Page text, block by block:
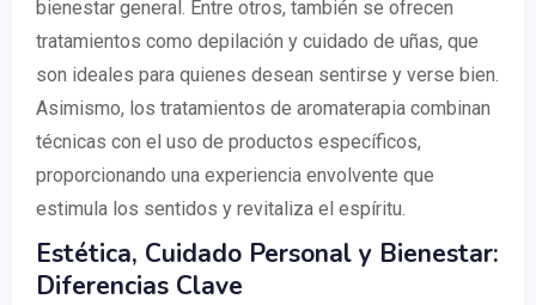
bienestar general. Entre otros, también se ofrecen
tratamientos como depilación y cuidado de uñas, que
son ideales para quienes desean sentirse y verse bien.
Asimismo, los tratamientos de aromaterapia combinan
técnicas con el uso de productos específicos,
proporcionando una experiencia envolvente que
estimula los sentidos y revitaliza el espíritu.
Estética, Cuidado Personal y Bienestar:
Diferencias Clave